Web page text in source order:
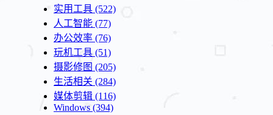
实用工具 (522)
人工智能 (77)
办公效率 (76)
玩机工具 (51)
摄影修图 (205)
生活相关 (284)
媒体剪辑 (116)
Windows (394)